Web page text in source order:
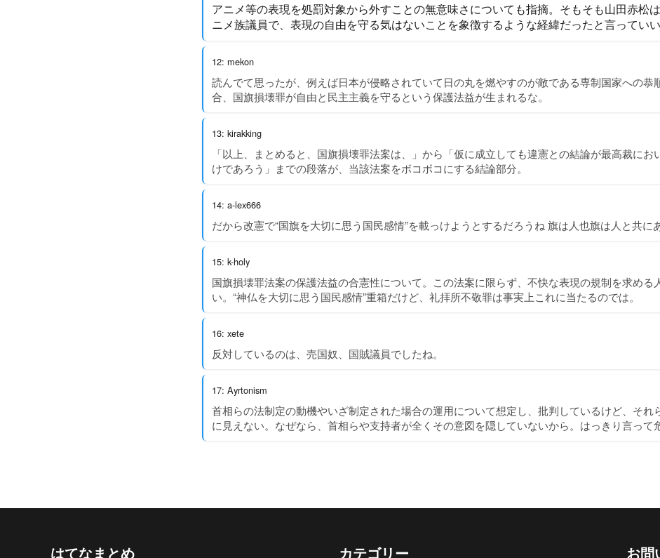
アニメ等の表現を処罰対象から外すことの無意味さについても指摘。そもそも山田赤松
ニメ族議員で、表現の自由を守る気はないことを象徴するような経緯だったと言っていい
12: mekon
読んでて思ったが、例えば日本が侵略されていて日の丸を燃やすのが敵である専制国家への恭
合、国旗損壊罪が自由と民主主義を守るという保護法益が生まれるな。
13: kirakking
「以上、まとめると、国旗損壊罪法案は、」から「仮に成立しても違憲との結論が最高裁にお
けであろう」までの段落が、当該法案をボコボコにする結論部分。
14: a-lex666
だから改憲で“国旗を大切に思う国民感情”を載っけようとするだろうね 旗は人也旗は人と共に
15: k-holy
国旗損壊罪法案の保護法益の合憲性について。この法案に限らず、不快な表現の規制を求める
い。“神仏を大切に思う国民感情”重箱だけど、礼拝所不敬罪は事実上これに当たるのでは。
16: xete
反対しているのは、売国奴、国賊議員でしたね。
17: Ayrtonism
首相らの法制定の動機やいざ制定された場合の運用について想定し、批判しているけど、それ
に見えない。なぜなら、首相らや支持者が全くその意図を隠していないから。はっきり言って
はてなまとめ カテゴリー お問